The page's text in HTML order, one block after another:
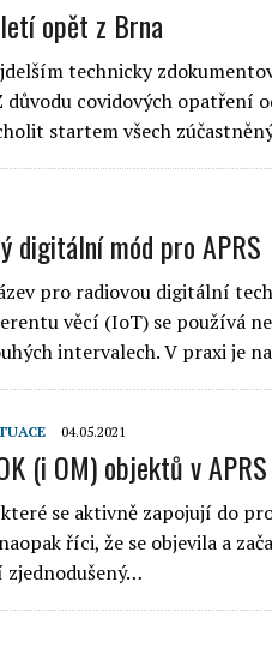
opět z Brna
technicky
důvodu covidových opatření
startem všech
digitální mód pro APRS
pro radiovou digitální
věcí (IoT) se používá
intervalech. V praxi je
04.05.2021
(i OM) objektů v APRS
se aktivně zapojují do
říci, že se objevila a